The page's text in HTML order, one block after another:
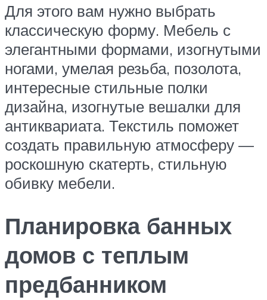
Для этого вам нужно выбрать
классическую форму. Мебель с
элегантными формами, изогнутыми
ногами, умелая резьба, позолота,
интересные стильные полки
дизайна, изогнутые вешалки для
антиквариата. Текстиль поможет
создать правильную атмосферу —
роскошную скатерть, стильную
обивку мебели.
Планировка банных
домов с теплым
предбанником